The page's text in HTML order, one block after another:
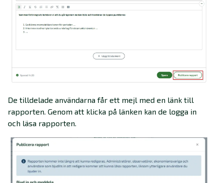
De tilldelade användarna får ett mejl med en länk till
rapporten. Genom att klicka på länken kan de logga in
och läsa rapporten.